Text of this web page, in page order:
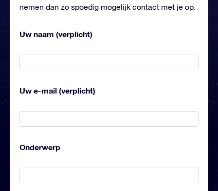
nemen dan zo spoedig mogelijk contact met je op.
Uw naam (verplicht)
Uw e-mail (verplicht)
Onderwerp